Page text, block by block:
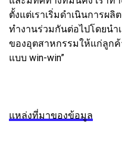
ตั้งแต่เราเริ่มดำเนินการผลิ
ทำงานร่วมกันต่อไปโดยน
ของอุตสาหกรรมให้แก่ลูก
แบบ win-win”
แหล่งที่มาของข้อมูล